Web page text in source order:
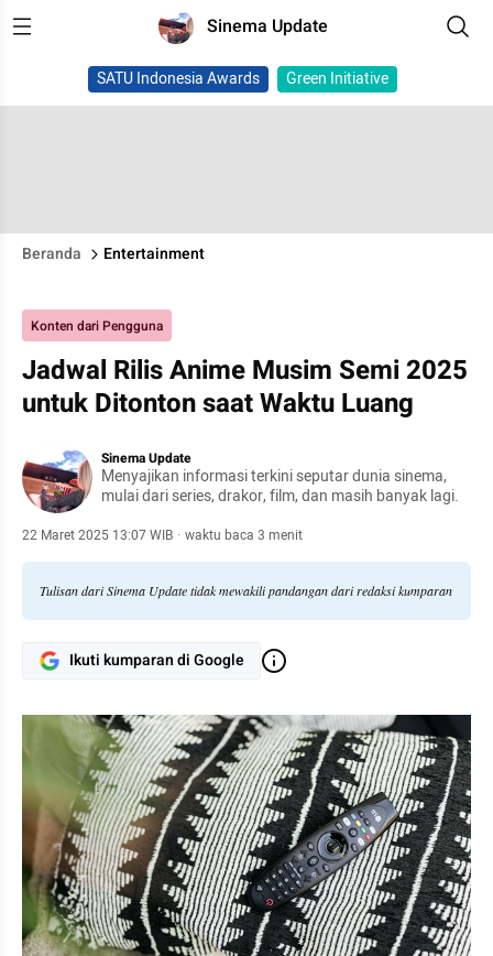
Sinema Update
SATU Indonesia Awards Green Initiative
Beranda Entertainment
Konten dari Pengguna
Jadwal Rilis Anime Musim Semi 2025
untuk Ditonton saat Waktu Luang
Sinema Update
Menyajikan informasi terkini seputar dunia sinema,
mulai dari series, drakor, film, dan masih banyak lagi.
22 Maret 2025 13:07 WIB · waktu baca 3 menit
Tulisan dari Sinema Update tidak mewakili pandangan dari redaksi kumparan
Ikuti kumparan di Google